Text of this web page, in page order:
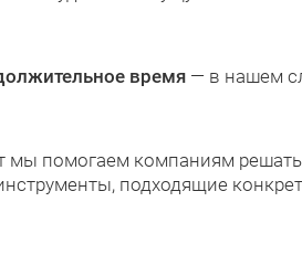
время — в нашем
мы помогаем компаниям решать
подходящие